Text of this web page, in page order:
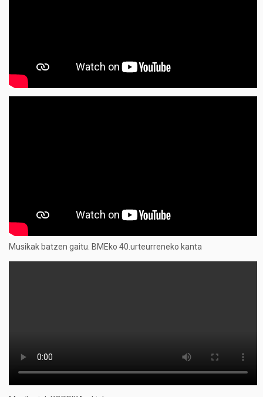
Musikak batzen gaitu. BMEko 40.urteurreneko kanta